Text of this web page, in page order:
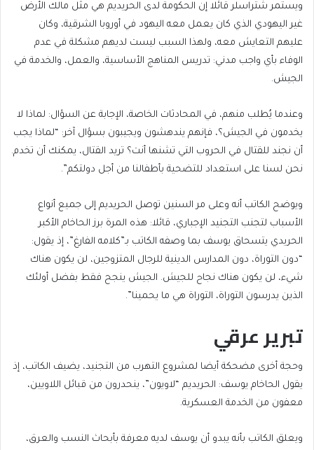
ويستمر شتراسلر قائلا إن الحكومة لدى الحريديم هي مثل مالك الأرض
غير اليهودي الذي كان يعمل معه اليهود في أوروبا الشرقية، وكان
عليهم التعايش معه، ولهذا السبب ليست لديهم مشكلة في عدم
الوفاء بأي واجب مدني: تدريس المناهج الأساسية، والعمل، والخدمة في
الجيش.
وعندما يُطلب منهم، في المحادثات الخاصة، الإجابة عن السؤال: لماذا لا
يخدمون في الجيش؟، فإنهم يندهشون ويجيبون بسؤال آخر: “لماذا يجب
أن نجند للقتال في الحروب التي تشنها أنت؟ تريد القتال، يمكنك أن تخدم.
نحن لسنا على استعداد للتضحية بأطفالنا من أجل دولتكم”.
ويوضح الكاتب أنه وعلى مر السنين توصل الحريديم إلى جميع أنواع
الأسباب لتجنب التجنيد الإجباري، قائلا: هذه المرة برز الحاخام الأكبر
الحريدي يتسحاق يوسف بما وصفه الكاتب بـ”كلامه الفارغ”، إذ يقول:
“دون التوراة، دون المدارس الدينية للرجال المتزوجين، لن يكون هناك
شيء، لن يكون هناك نجاح للجيش. الجيش ينجح فقط بفضل أولئك
الذين يدرسون التوراة، التوراة هي ما يحمينا”.
تبرير عرقي
وحجة أخرى مضحكة أيضا لمشروع التهرب من التجنيد، يضيف الكاتب، إذ
يقول الحاخام يوسف: الحريديم “لاويون”، ينحدرون من قبائل اللاويين،
معفون من الخدمة العسكرية.
ويعلق الكاتب بأنه يبدو أن يوسف لديه معرفة بأبحاث النسب والعرق،